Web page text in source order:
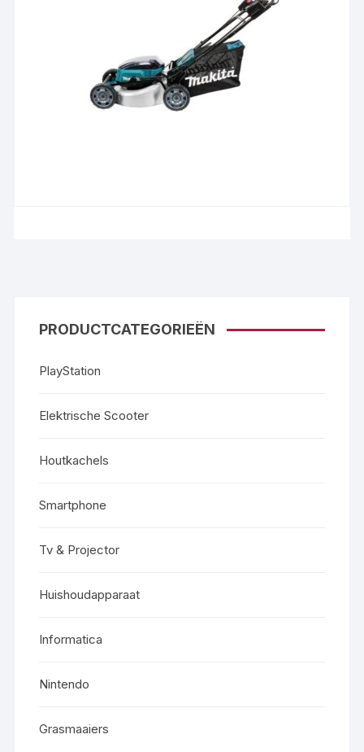
PRODUCTCATEGORIEËN
PlayStation
Elektrische Scooter
Houtkachels
Smartphone
Tv & Projector
Huishoudapparaat
Informatica
Nintendo
Grasmaaiers